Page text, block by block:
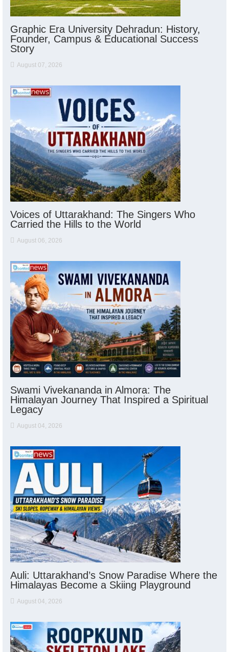
Graphic Era University Dehradun: History,
Founder, Campus & Educational Success
Story
August 07, 2026
Voices of Uttarakhand: The Singers Who
Carried the Hills to the World
August 06, 2026
Swami Vivekananda in Almora: The
Himalayan Journey That Inspired a Spiritual
Legacy
August 04, 2026
Auli: Uttarakhand’s Snow Paradise Where the
Himalayas Become a Skiing Playground
August 04, 2026